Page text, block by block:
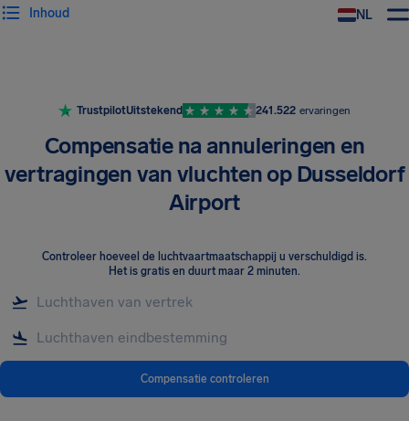
NL
Inhoud
TrustpilotUitstekend 241.522 ervaringen
Compensatie na annuleringen en
vertragingen van vluchten op Dusseldorf
Airport
Controleer hoeveel de luchtvaartmaatschappij u verschuldigd is.
Het is gratis en duurt maar 2 minuten.
Compensatie controleren